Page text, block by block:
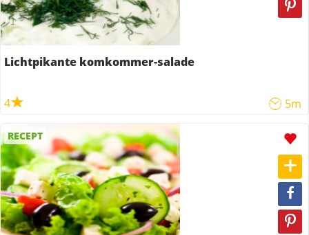
Lichtpikante komkommer-salade
4 5m
RECEPT